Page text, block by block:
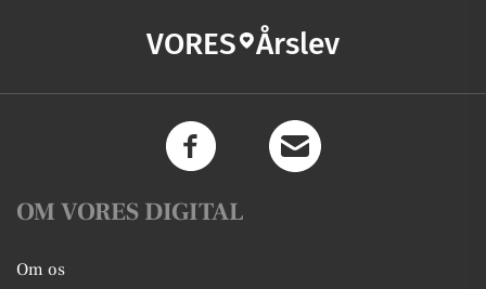
VORES Årslev
OM VORES DIGITAL
Om os